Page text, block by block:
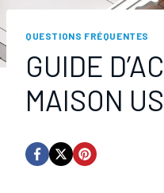
QUESTIONS FRÉQUENTES
GUIDE
MAISON